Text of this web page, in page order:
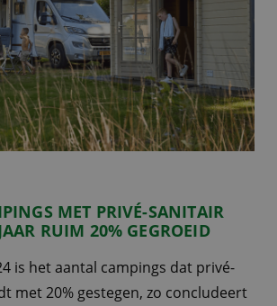
MET PRIVÉ-SANITAIR
RUIM 20% GEGROEID
is het aantal campings dat privé-
met 20% gestegen, zo concludeert